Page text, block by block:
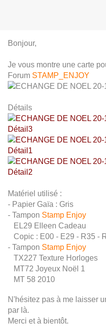
Bonjour,
Je vous montre une carte
Forum STAMP_ENJOY
Détails
Matériel utilisé :
- Papier Gaïa : Gris
- Tampon Stamp Enjoy
EL29 Elleen Cadeau
Copic : E00 - E29 - R35 -
- Tampon Stamp Enjoy
TX227 Texture Horloges
MT72 Joyeux Noël 1
MT 58 2010
N'hésitez pas à me laisser
par là.
Merci et à bientôt.